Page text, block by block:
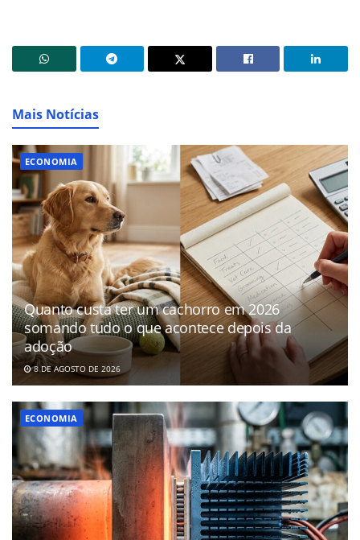
Mais Notícias
ECONOMIA
Quanto custa ter um cachorro em 2026
somando tudo o que acontece depois da
adoção
8 DE AGOSTO DE 2026
ECONOMIA